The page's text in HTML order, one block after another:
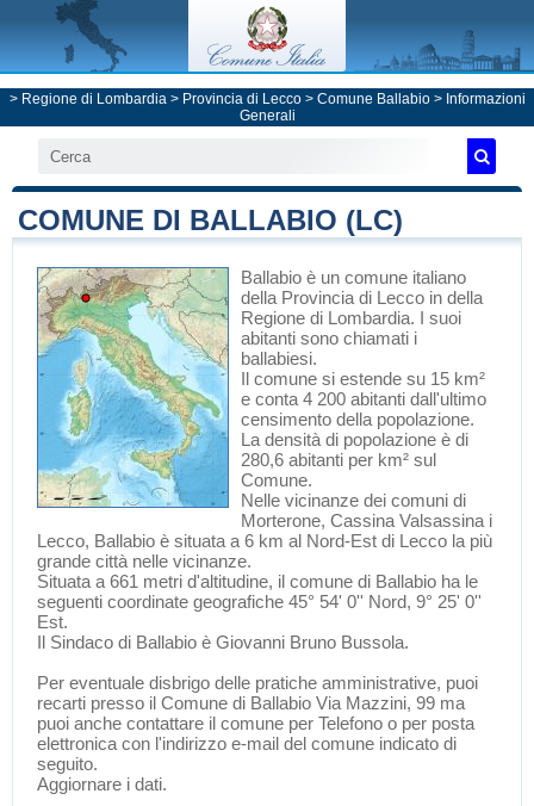
> Regione di Lombardia> Provincia di Lecco> Comune Ballabio> Informazioni
Generali
COMUNE DI BALLABIO (LC)
Ballabio è un comune italiano
della Provincia di Lecco in della
Regione di Lombardia. I suoi
abitanti sono chiamati i
ballabiesi.
Il comune si estende su 15 km²
e conta 4 200 abitanti dall'ultimo
censimento della popolazione.
La densità di popolazione è di
280,6 abitanti per km² sul
Comune.
Nelle vicinanze dei comuni di
Morterone, Cassina Valsassina i
Lecco, Ballabio è situata a 6 km al Nord-Est di Lecco la più
grande città nelle vicinanze.
Situata a 661 metri d'altitudine, il comune di Ballabio ha le
seguenti coordinate geografiche 45° 54' 0'' Nord, 9° 25' 0''
Est.
Il Sindaco di Ballabio è Giovanni Bruno Bussola.
Per eventuale disbrigo delle pratiche amministrative, puoi
recarti presso il Comune di Ballabio Via Mazzini, 99 ma
puoi anche contattare il comune per Telefono o per posta
elettronica con l'indirizzo e-mail del comune indicato di
seguito.
Aggiornare i dati.